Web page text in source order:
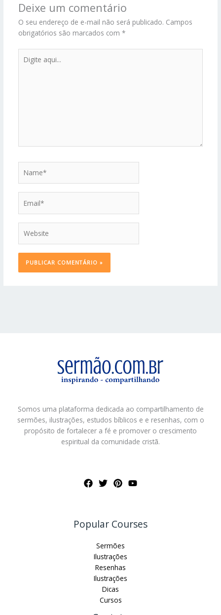
Deixe um comentário
O seu endereço de e-mail não será publicado. Campos
obrigatórios são marcados com *
aqui...
Somos uma plataforma dedicada ao compartilhamento de
sermões, ilustrações, estudos bíblicos e e resenhas, com o
propósito de fortalecer a fé e promover o crescimento
espiritual da comunidade cristã.
Popular Courses
Sermões
Ilustrações
Resenhas
Ilustrações
Dicas
Cursos